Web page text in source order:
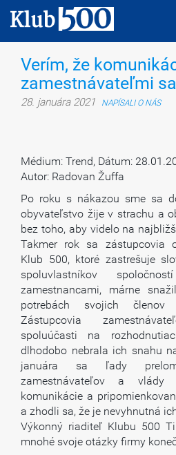
Verím, že
zamestnávateľmi
28. januára 2021 NAPÍSALI O NÁS
Médium: Trend, Dátum:
Autor: Radovan Žuffa
Po roku s nákazou sme sa
obyvateľstvo žije v strachu a
bez toho, aby videlo na
Takmer rok sa zástupcovia
Klub 500, ktoré zastrešuje
spoluvlastníkov
zamestnancami, márne
potrebách svojich
Zástupcovia
spoluúčasti na
dlhodobo nebrala ich snahu
januára sa ľady
zamestnávateľov a
komunikácie a
a zhodli sa, že je nevyhnutná
Výkonný riaditeľ Klubu 500
mnohé svoje otázky firmy